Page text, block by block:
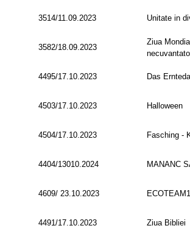
3514/11.09.2023 Unitate in
3582/18.09.2023
Ziua
4495/17.10.2023 Das
4503/17.10.2023 Halloween
4504/17.10.2023 Fasching -
4404/13010.2024 MANANC
4609/ 23.10.2023
4491/17.10.2023 Ziua Bibliei